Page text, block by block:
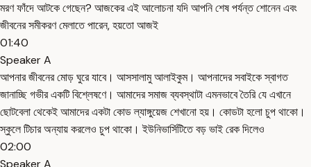
মরণ ফাঁদে আটকে গেছেন? আজকের এই আলোচনা যদি আপনি শেষ পর্যন্ত শোনেন এবং
জীবনের সমীকরণ মেলাতে পারেন, হয়তো আজই
01:40
Speaker A
আপনার জীবনের মোড় ঘুরে যাবে। আসসালামু আলাইকুম। আপনাদের সবাইকে স্বাগত
জানাচ্ছি গভীর একটি বিশ্লেষণে। আমাদের সমাজ ব্যবস্থাটা এমনভাবে তৈরি যে এখানে
ছোটবেলা থেকেই আমাদের একটা কোড ল্যাঙ্গুয়েজ শেখানো হয়। কোডটা হলো চুপ থাকো।
স্কুলে টিচার অন্যায় করলেও চুপ থাকো। ইউনিভার্সিটিতে বড় ভাই রেক দিলেও
02:00
Speaker A